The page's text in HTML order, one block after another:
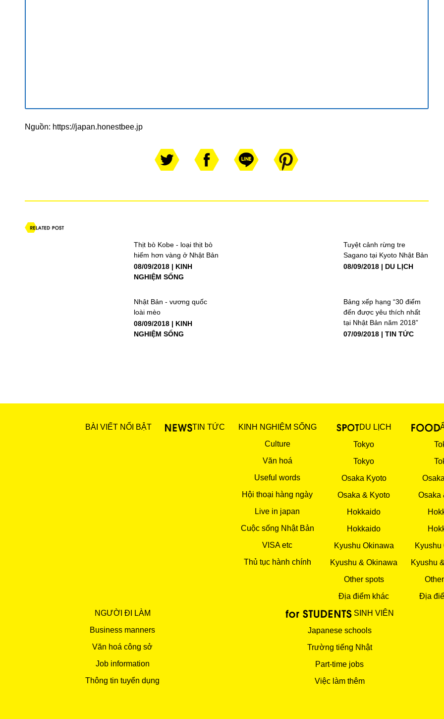
Nguồn: https://japan.honestbee.jp
Thịt bò Kobe - loại thịt bò
hiếm hơn vàng ở Nhật Bản
08/09/2018
KINH
NGHIỆM SỐNG
Tuyệt cảnh rừng tre
Sagano tại Kyoto Nhật Bản
08/09/2018
DU LỊCH
Nhật Bản - vương quốc
loài mèo
08/09/2018
KINH
NGHIỆM SỐNG
Bảng xếp hạng “30 điểm
đến được yêu thích nhất
tại Nhật Bản năm 2018”
07/09/2018
TIN TỨC
BÀI VIẾT NỔI BẬT TIN TỨC
KINH NGHIỆM SỐNG
Culture
Văn hoá
Useful words
Hội thoại hàng ngày
Live in japan
Cuộc sống Nhật Bản
VISA etc
Thủ tục hành chính
DU LỊCH
Tokyo
Tokyo
Osaka Kyoto
Osaka & Kyoto
Hokkaido
Hokkaido
Kyushu Okinawa
Kyushu & Okinawa
Other spots
Địa điểm khác
Osaka
Kyushu
Kyushu
Địa
NGƯỜI ĐI LÀM
Business manners
Văn hoá công sở
Job information
Thông tin tuyển dụng
SINH VIÊN
Japanese schools
Trường tiếng Nhật
Part-time jobs
Việc làm thêm